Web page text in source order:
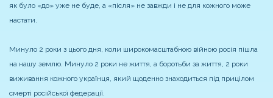
як було «до» уже не буде, а «після» не завжди і не для кожного може
настати.
Минуло 2 роки з цього дня, коли широкомасштабною війною росія пішла
на нашу землю. Минуло 2 роки не життя, а боротьби за життя, 2 роки
виживання кожного українця, який щоденно знаходиться під прицілом
смерті російської федерації.